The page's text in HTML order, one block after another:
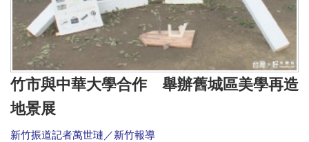
竹市與中華大學合作 舉辦舊城區美學再造
地景展
新竹振道記者萬世璉／新竹報導